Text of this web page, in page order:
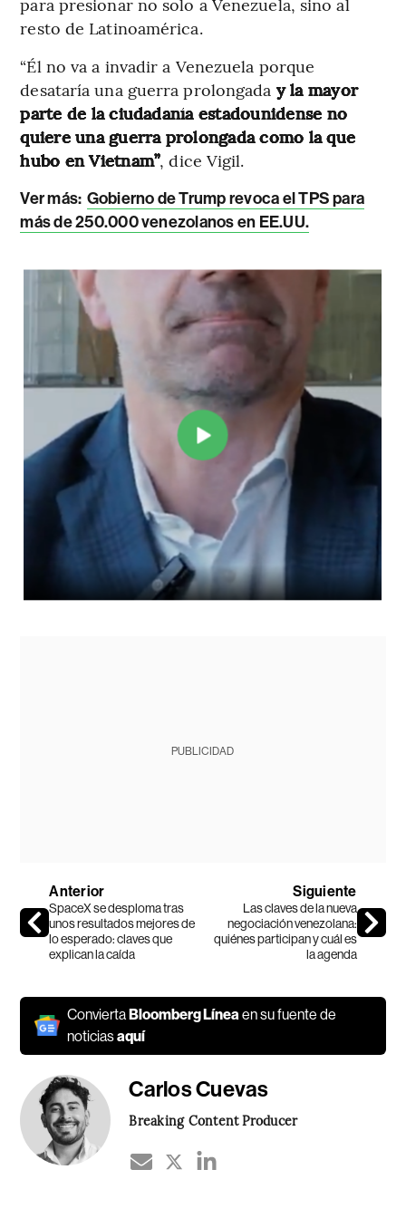
resto de Latinoamérica.
“Él no va a invadir a Venezuela porque
desataría una guerra prolongada y la mayor
parte de la ciudadanía estadounidense no
quiere una guerra prolongada como la que
hubo en Vietnam”, dice Vigil.
Ver más: Gobierno de Trump revoca el TPS para
más de 250.000 venezolanos en EE.UU.
PUBLICIDAD
Anterior
SpaceX se desploma tras
unos resultados mejores de
lo esperado: claves que
explican la caída
Siguiente
Las claves de la nueva
negociación venezolana:
quiénes participan y cuál es
la agenda
ConviertaBloomberg Línea en su fuente de
noticiasaquí
Carlos Cuevas
Breaking Content Producer